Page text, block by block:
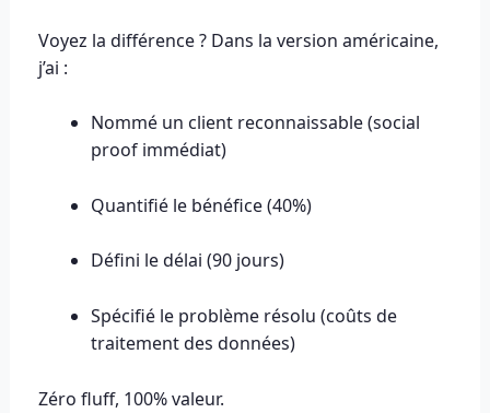
Voyez la différence ? Dans la version américaine,
j’ai :
Nommé un client reconnaissable (social
proof immédiat)
Quantifié le bénéfice (40%)
Défini le délai (90 jours)
Spécifié le problème résolu (coûts de
traitement des données)
Zéro fluff, 100% valeur.